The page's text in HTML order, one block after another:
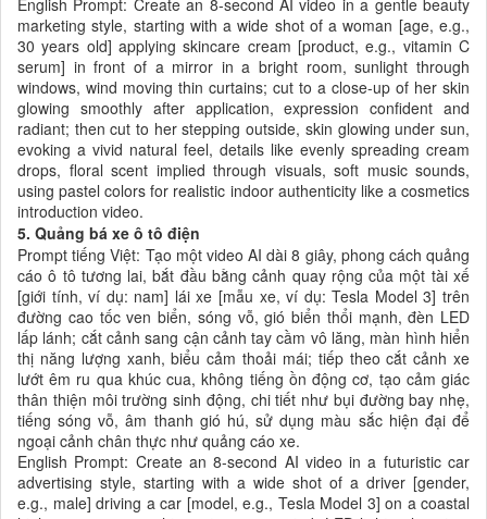
English Prompt: Create an 8-second AI video in a gentle beauty
marketing style, starting with a wide shot of a woman [age, e.g.,
30 years old] applying skincare cream [product, e.g., vitamin C
serum] in front of a mirror in a bright room, sunlight through
windows, wind moving thin curtains; cut to a close-up of her skin
glowing smoothly after application, expression confident and
radiant; then cut to her stepping outside, skin glowing under sun,
evoking a vivid natural feel, details like evenly spreading cream
drops, floral scent implied through visuals, soft music sounds,
using pastel colors for realistic indoor authenticity like a cosmetics
introduction video.
5. Quảng bá xe ô tô điện
Prompt tiếng Việt: Tạo một video AI dài 8 giây, phong cách quảng
cáo ô tô tương lai, bắt đầu bằng cảnh quay rộng của một tài xế
[giới tính, ví dụ: nam] lái xe [mẫu xe, ví dụ: Tesla Model 3] trên
đường cao tốc ven biển, sóng vỗ, gió biển thổi mạnh, đèn LED
lấp lánh; cắt cảnh sang cận cảnh tay cầm vô lăng, màn hình hiển
thị năng lượng xanh, biểu cảm thoải mái; tiếp theo cắt cảnh xe
lướt êm ru qua khúc cua, không tiếng ồn động cơ, tạo cảm giác
thân thiện môi trường sinh động, chi tiết như bụi đường bay nhẹ,
tiếng sóng vỗ, âm thanh gió hú, sử dụng màu sắc hiện đại để
ngoại cảnh chân thực như quảng cáo xe.
English Prompt: Create an 8-second AI video in a futuristic car
advertising style, starting with a wide shot of a driver [gender,
e.g., male] driving a car [model, e.g., Tesla Model 3] on a coastal